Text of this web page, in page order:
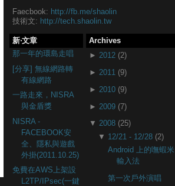
Faecbook: http://fb.me/shaolin
技術文: http://tech.shaolin.tw
Archives
► 2012 (2)
► 2011 (9)
► 2010 (9)
► 2009 (7)
▼ 2008 (25)
▼ 12/21 - 12/28 (2)
Android 上的嘸蝦米
輸入法
第一次戶外演唱
新‧文章
那一年的環島走唱
[分享] 無線網路轉
有線網路
一路走來，NISRA
與金盾獎
NISRA -
FACEBOOK安
全、隱私與遊戲
外掛(2011.10.25)
免費在AWS上架設
L2TP/IPsec(一鍵